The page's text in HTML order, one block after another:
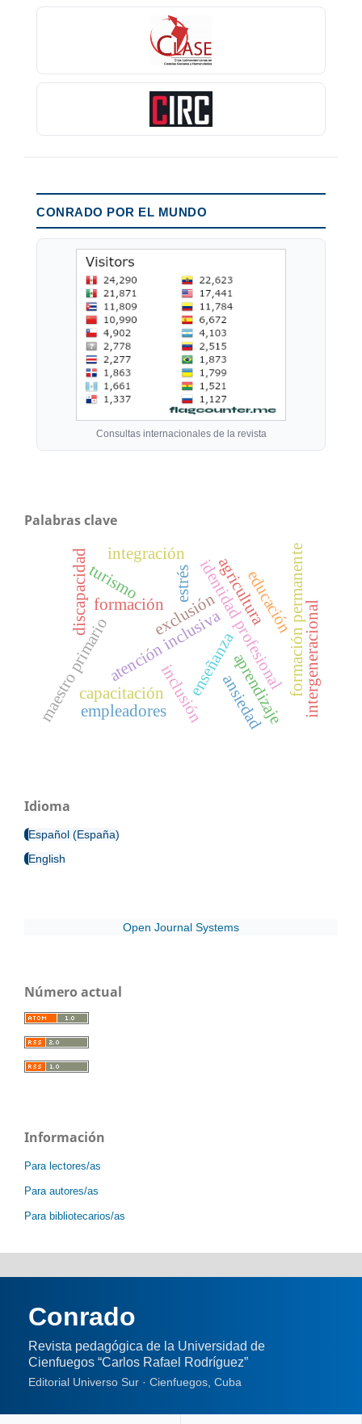
CONRADO POR EL MUNDO
Consultas internacionales de la revista
Palabras clave
formación
atención inclusivaidentidad profesional
enseñanzaaprendizaje
inclusión
exclusión
discapacidad
capacitación
estrés
ansiedad
formación permanente
maestro primario
agricultura
turismo educación
integración
empleadores intergeneracional
Idioma
Español (España)
English
Open Journal Systems
Número actual
Información
Para lectores/as
Para autores/as
Para bibliotecarios/as
Conrado
Revista pedagógica de la Universidad de
Cienfuegos “Carlos Rafael Rodríguez”
Editorial Universo Sur · Cienfuegos, Cuba